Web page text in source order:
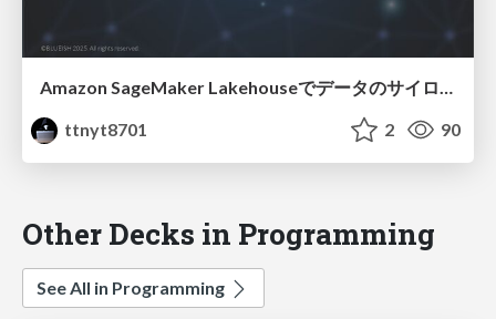
Amazon SageMaker Lakehouseでデータのサイロ化による課題を解決する
ttnyt8701
2 90
Other Decks in Programming
See All in Programming